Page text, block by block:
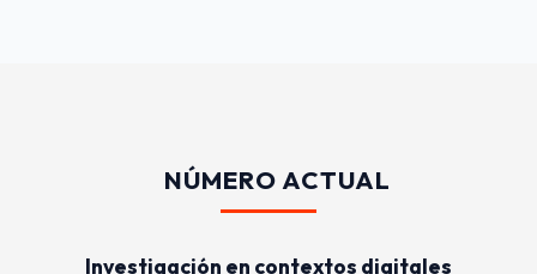
NÚMERO ACTUAL
Investigación en contextos digitales